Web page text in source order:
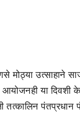
मोठ्या उत्साहाने
आयोजनही या दिवशी
तत्कालिन पंतप्रधान